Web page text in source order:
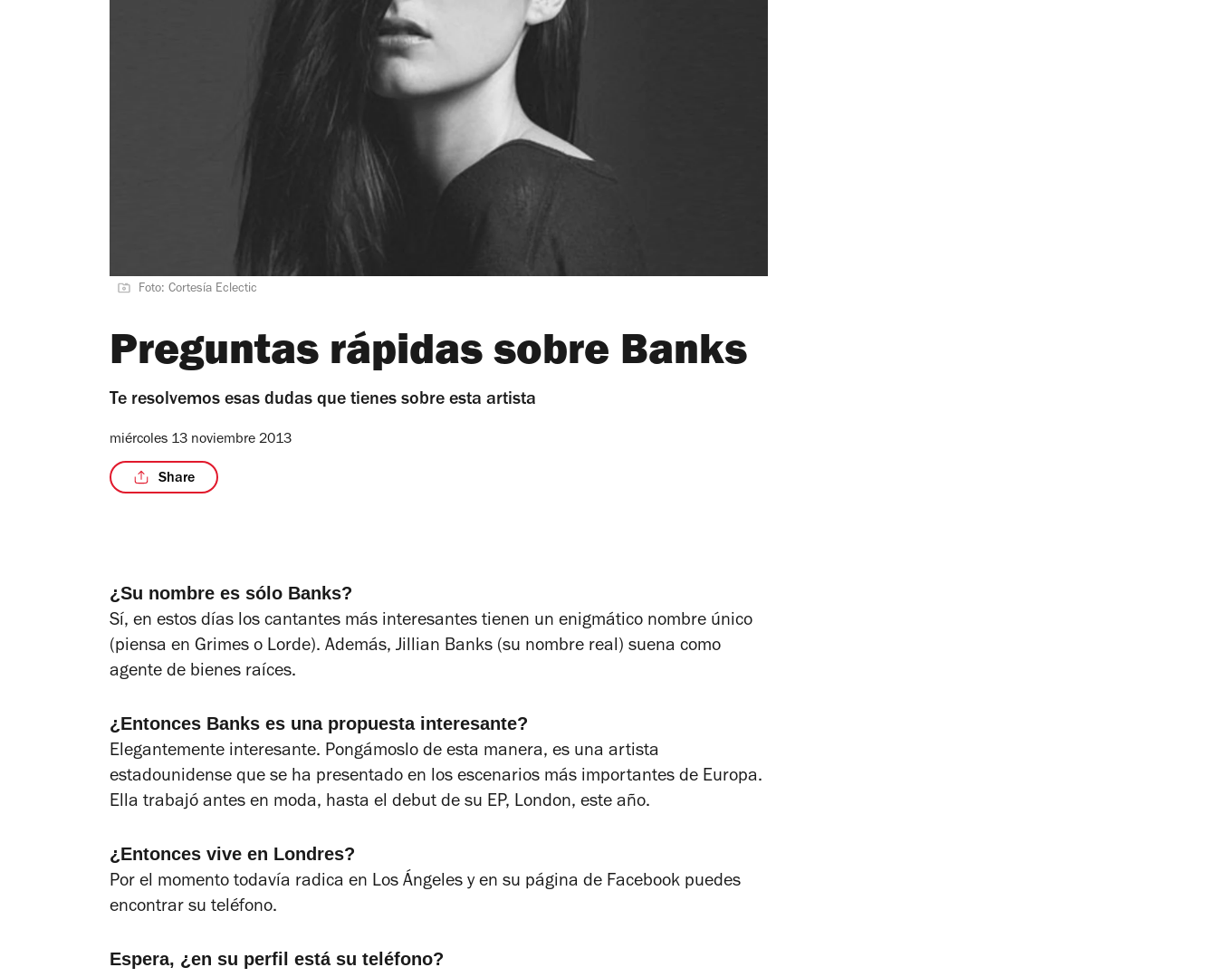
Foto: Cortesía Eclectic
Preguntas rápidas sobre Banks
Te resolvemos esas dudas que tienes sobre esta artista
miércoles 13 noviembre 2013
Share
¿Su nombre es sólo Banks?
Sí, en estos días los cantantes más interesantes tienen un enigmático nombre único
(piensa en Grimes o Lorde). Además, Jillian Banks (su nombre real) suena como
agente de bienes raíces.
¿Entonces Banks es una propuesta interesante?
Elegantemente interesante. Pongámoslo de esta manera, es una artista
estadounidense que se ha presentado en los escenarios más importantes de Europa.
Ella trabajó antes en moda, hasta el debut de su EP, London, este año.
¿Entonces vive en Londres?
Por el momento todavía radica en Los Ángeles y en su página de Facebook puedes
encontrar su teléfono.
Espera, ¿en su perfil está su teléfono?